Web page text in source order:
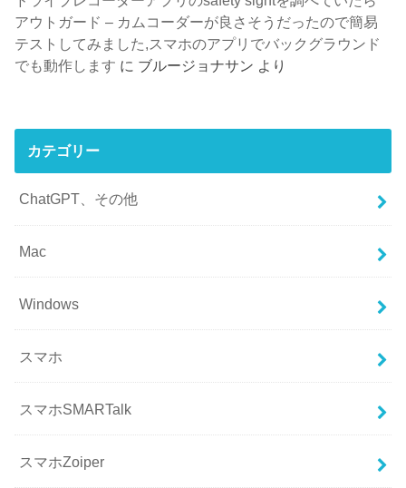
アウトガード – カムコーダーが良さそうだったので簡易
テストしてみました,スマホのアプリでバックグラウンド
でも動作します に ブルージョナサン より
カテゴリー
ChatGPT、その他
Mac
Windows
スマホ
スマホSMARTalk
スマホZoiper